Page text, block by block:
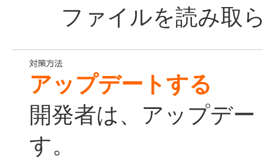
ファイルを読み取
アップデートする
開発者は、アップデ
す。